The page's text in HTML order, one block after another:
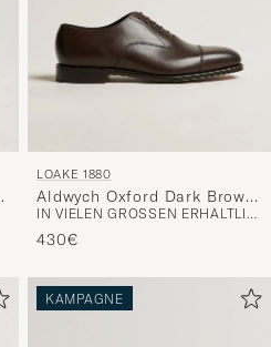
LOAKE 1880
Aldwych Oxford Dark Brown
Calf
IN VIELEN GRÖSSEN ERHÄLTLICH
430€
KAMPAGNE